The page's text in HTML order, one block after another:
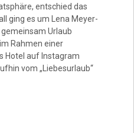
entschied das
ging es um Lena Meyer-
gemeinsam Urlaub
Rahmen einer
Hotel auf Instagram
vom „Liebesurlaub“